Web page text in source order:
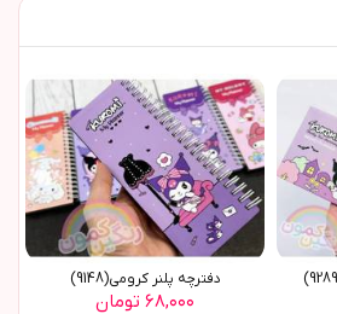
دفترچه پلنر کرومی(9148)
۶۸,۰۰۰ تومان